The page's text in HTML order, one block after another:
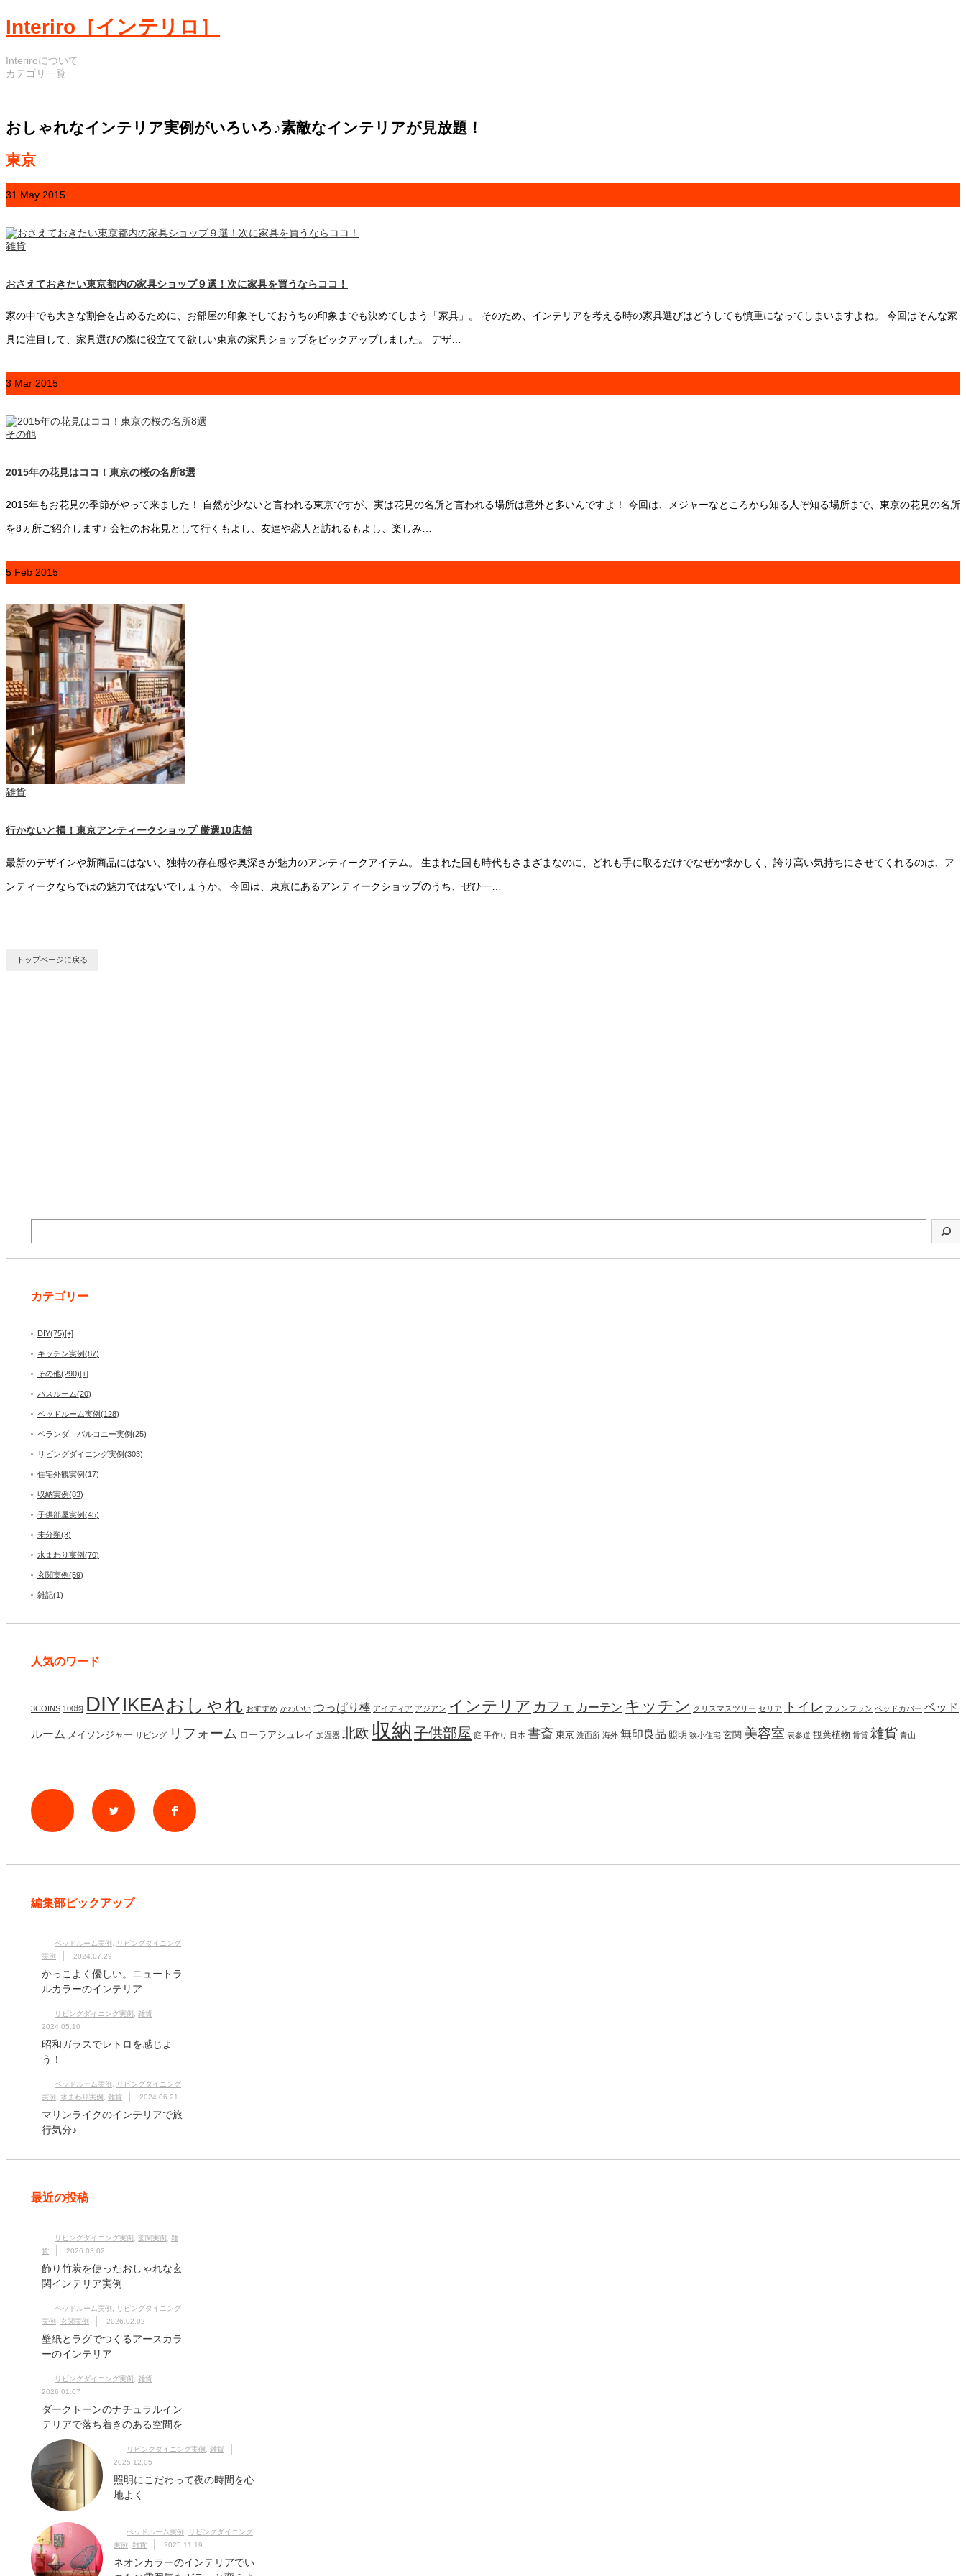
Interiro［インテリロ］
Interiroについて
カテゴリ一覧
おしゃれなインテリア実例がいろいろ♪素敵なインテリアが見放題！
東京
31 May 2015
雑貨
おさえておきたい東京都内の家具ショップ９選！次に家具を買うならココ！
家の中でも大きな割合を占めるために、お部屋の印象そしておうちの印象までも決めてしまう「家具」。 そのため、インテリアを考える時の家具選びはどうしても慎重になってしまいますよね。 今回はそんな家
具に注目して、家具選びの際に役立てて欲しい東京の家具ショップをピックアップしました。 デザ…
3 Mar 2015
その他
2015年の花見はココ！東京の桜の名所8選
2015年もお花見の季節がやって来ました！ 自然が少ないと言われる東京ですが、実は花見の名所と言われる場所は意外と多いんですよ！ 今回は、メジャーなところから知る人ぞ知る場所まで、東京の花見の名所
を8ヵ所ご紹介します♪ 会社のお花見として行くもよし、友達や恋人と訪れるもよし、楽しみ…
5 Feb 2015
雑貨
行かないと損！東京アンティークショップ 厳選10店舗
最新のデザインや新商品にはない、独特の存在感や奥深さが魅力のアンティークアイテム。 生まれた国も時代もさまざまなのに、どれも手に取るだけでなぜか懐かしく、誇り高い気持ちにさせてくれるのは、ア
ンティークならではの魅力ではないでしょうか。 今回は、東京にあるアンティークショップのうち、ぜひ一…
トップページに戻る
カテゴリー
DIY(75)[+]
キッチン実例(87)
その他(290)[+]
バスルーム(20)
ベッドルーム実例(128)
ベランダ バルコニー実例(25)
リビングダイニング実例(303)
住宅外観実例(17)
収納実例(83)
子供部屋実例(45)
未分類(3)
水まわり実例(70)
玄関実例(59)
雑記(1)
人気のワード
3COINS 100均 DIYIKEAおしゃれ おすすめ かわいい つっぱり棒 アイディア アジアン インテリア カフェ カーテン キッチン クリスマスツリー セリア トイレ フランフラン ベッドカバー ベッド
ルーム メイソンジャー リビング リフォーム ローラアシュレイ 加湿器 北欧 収納 子供部屋 庭 手作り 日本 書斎 東京 洗面所 海外 無印良品 照明 狭小住宅 玄関 美容室 表参道 観葉植物 賃貸 雑貨 青山
Twitter
編集部ピックアップ
ベッドルーム実例
リビングダイニング
実例
2024.07.29
かっこよく優しい。ニュートラ
ルカラーのインテリア
リビングダイニング実例
雑貨
2024.05.10
昭和ガラスでレトロを感じよ
う！
ベッドルーム実例
リビングダイニング
実例
水まわり実例 雑貨 2024.06.21
マリンライクのインテリアで旅
行気分♪
最近の投稿
リビングダイニング実例 玄関実例
雑
貨
2026.03.02
飾り竹炭を使ったおしゃれな玄
関インテリア実例
ベッドルーム実例
リビングダイニング
実例
玄関実例 2026.02.02
壁紙とラグでつくるアースカラ
ーのインテリア
リビングダイニング実例
雑貨
2026.01.07
ダークトーンのナチュラルイン
テリアで落ち着きのある空間を
リビングダイニング実例
雑貨
2025.12.05
照明にこだわって夜の時間を心
地よく
ベッドルーム実例
リビングダイニング
実例
雑貨 2025.11.19
ネオンカラーのインテリアでい